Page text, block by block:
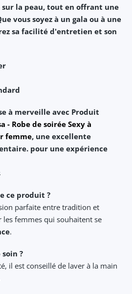
sur la peau, tout en offrant une
vous soyez à un gala ou à une
sa facilité d'entretien et son
à merveille avec Produit
- Robe de soirée Sexy à
femme, une excellente
pour une expérience
ce produit ?
parfaite entre tradition et
femmes qui souhaitent se
.
?
il est conseillé de laver à la main